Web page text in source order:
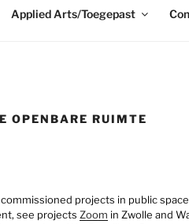
Applied Arts/Toegepast
OPENBARE RUIMTE
projects in public
see projects Zoom in Zwolle and